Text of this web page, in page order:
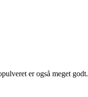
er også meget godt.